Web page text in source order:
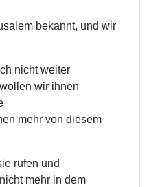
bekannt, und wir
nicht weiter
wir ihnen
mehr von diesem
rufen und
mehr in dem